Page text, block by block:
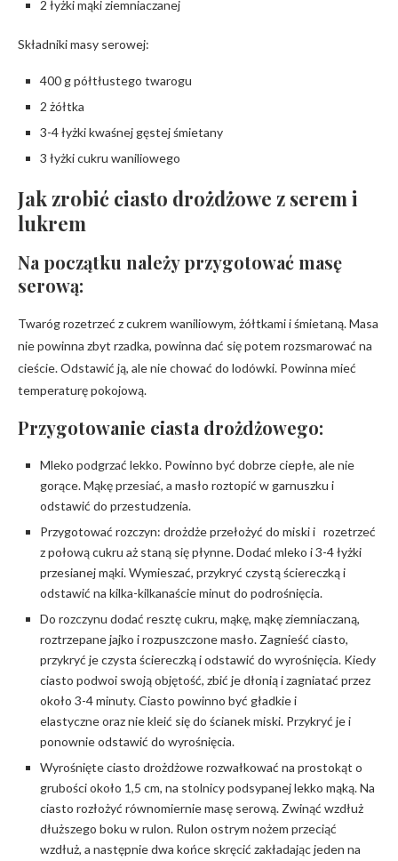
2 łyżki mąki ziemniaczanej
Składniki masy serowej:
400 g półtłustego twarogu
2 żółtka
3-4 łyżki kwaśnej gęstej śmietany
3 łyżki cukru waniliowego
Jak zrobić ciasto drożdżowe z serem i
lukrem
Na początku należy przygotować masę
serową:
Twaróg rozetrzeć z cukrem waniliowym, żółtkami i śmietaną. Masa
nie powinna zbyt rzadka, powinna dać się potem rozsmarować na
cieście. Odstawić ją, ale nie chować do lodówki. Powinna mieć
temperaturę pokojową.
Przygotowanie ciasta drożdżowego:
Mleko podgrzać lekko. Powinno być dobrze ciepłe, ale nie
gorące. Mąkę przesiać, a masło roztopić w garnuszku i
odstawić do przestudzenia.
Przygotować rozczyn: drożdże przełożyć do miski i rozetrzeć
z połową cukru aż staną się płynne. Dodać mleko i 3-4 łyżki
przesianej mąki. Wymieszać, przykryć czystą ściereczką i
odstawić na kilka-kilkanaście minut do podrośnięcia.
Do rozczynu dodać resztę cukru, mąkę, mąkę ziemniaczaną,
roztrzepane jajko i rozpuszczone masło. Zagnieść ciasto,
przykryć je czysta ściereczką i odstawić do wyrośnięcia. Kiedy
ciasto podwoi swoją objętość, zbić je dłonią i zagniatać przez
około 3-4 minuty. Ciasto powinno być gładkie i
elastyczne oraz nie kleić się do ścianek miski. Przykryć je i
ponownie odstawić do wyrośnięcia.
Wyrośnięte ciasto drożdżowe rozwałkować na prostokąt o
grubości około 1,5 cm, na stolnicy podsypanej lekko mąką. Na
ciasto rozłożyć równomiernie masę serową. Zwinąć wzdłuż
dłuższego boku w rulon. Rulon ostrym nożem przeciąć
wzdłuż, a następnie dwa końce skręcić zakładając jeden na